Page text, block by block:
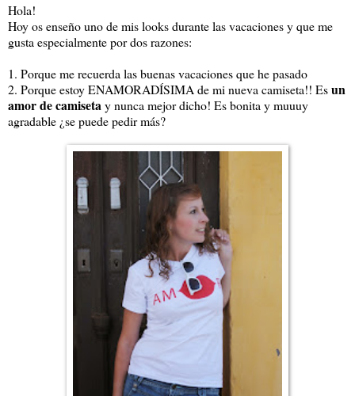
Hola!
Hoy os enseño uno de mis looks durante las vacaciones y que me
gusta especialmente por dos razones:
1. Porque me recuerda las buenas vacaciones que he pasado
2. Porque estoy ENAMORADÍSIMA de mi nueva camiseta!! Esun
amor de camisetay nunca mejor dicho! Es bonita y muuuy
agradable ¿se puede pedir más?